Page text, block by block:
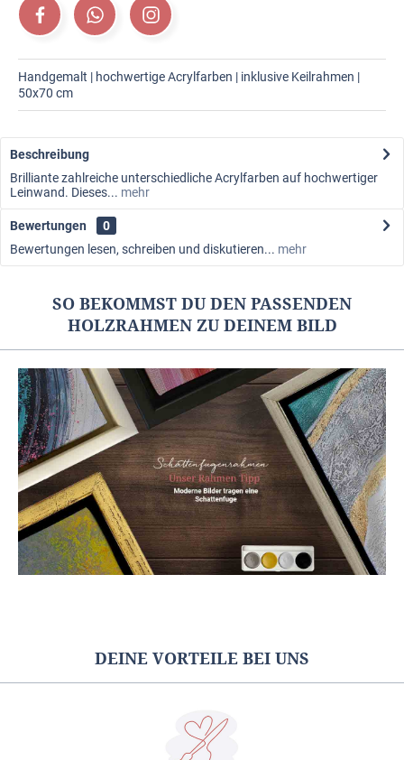
Handgemalt | hochwertige Acrylfarben | inklusive Keilrahmen |
50x70 cm
Beschreibung
Brilliante zahlreiche unterschiedliche Acrylfarben auf hochwertiger
Leinwand. Dieses... mehr
Bewertungen
0
Bewertungen lesen, schreiben und diskutieren... mehr
SO BEKOMMST DU DEN PASSENDEN
HOLZRAHMEN ZU DEINEM BILD
DEINE VORTEILE BEI UNS